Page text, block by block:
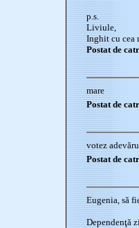
p.s.
Liviule,
Inghit cu cea
Postat de
mare
Postat de
votez
Postat de
Eugenia, să
Dependenţă